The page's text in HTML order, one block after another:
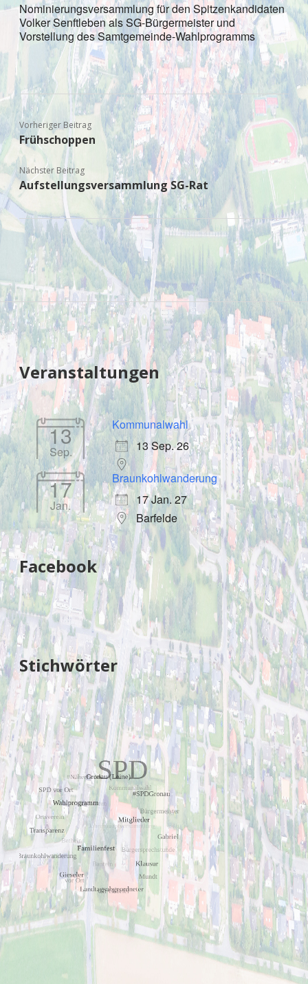
Nominierungsversammlung für den Spitzenkandidaten
Volker Senftleben als SG-Bürgermeister und
Vorstellung des Samtgemeinde-Wahlprogramms
Vorheriger Beitrag
Frühschoppen
Nächster Beitrag
Aufstellungsversammlung SG-Rat
Sidebar
Veranstaltungen
13
Sep.
Kommunalwahl
13 Sep. 26
17
Jan.
Braunkohlwanderung
17 Jan. 27
Barfelde
Facebook
Stichwörter